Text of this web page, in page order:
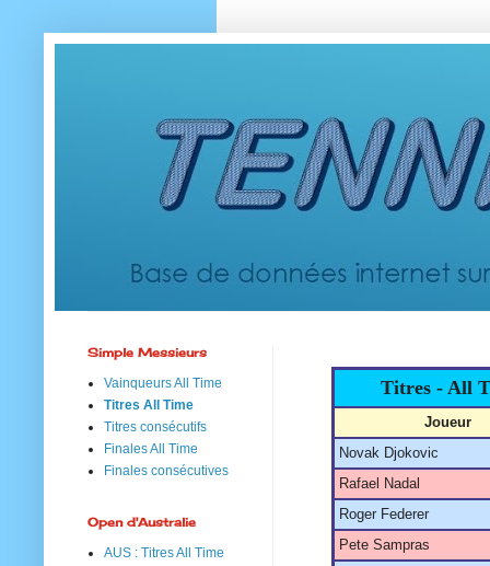
Titres - All
Joueur
Novak Djokovic
Rafael Nadal
Roger Federer
Pete Sampras
Simple Messieurs
Vainqueurs All Time
Titres All Time
Titres consécutifs
Finales All Time
Finales consécutives
Open d'Australie
AUS : Titres All Time